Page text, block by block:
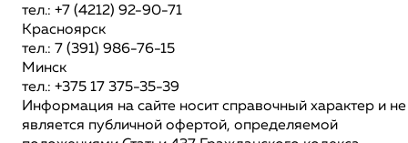
тел.: +7 (4212) 92-90-71
Красноярск
тел.: 7 (391) 986-76-15
Минск
тел.: +375 17 375-35-39
Информация на сайте носит справочный характер и не
является публичной офертой, определяемой